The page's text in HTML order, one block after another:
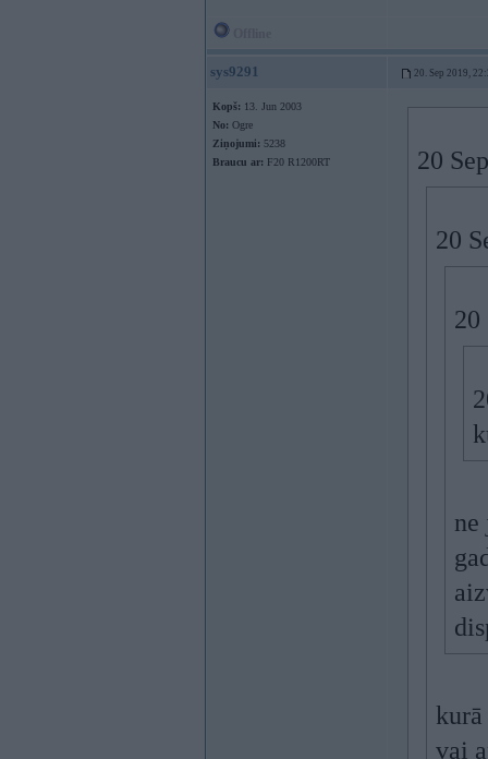
sys9291 20. Sep 2019,
Kopš: 13. Jun 2003
No: Ogre
Ziņojumi: 5238
Braucu ar: F20 R1200RT 20
20
20
ne
vai